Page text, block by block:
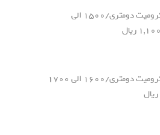
✳️ یونولیت تیرچه کرومیت دومتری/۱۵۰۰ الی
✳️ یونولیت تیرچه کرومیت دومتری/۱۶۰۰ الی ۱۷۰۰